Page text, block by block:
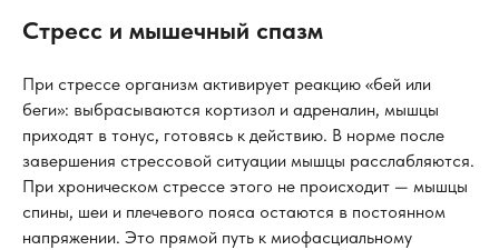
Стресс и мышечный спазм
При стрессе организм активирует реакцию «бей или
беги»: выбрасываются кортизол и адреналин, мышцы
приходят в тонус, готовясь к действию. В норме после
завершения стрессовой ситуации мышцы расслабляются.
При хроническом стрессе этого не происходит — мышцы
спины, шеи и плечевого пояса остаются в постоянном
напряжении. Это прямой путь к миофасциальному